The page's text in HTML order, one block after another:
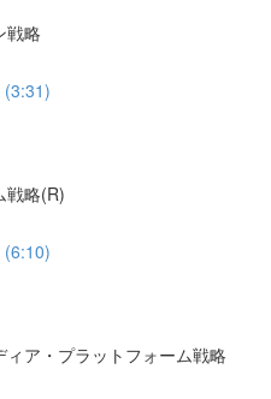
戦略
(3:31)
略(R)
(6:10)
ア・プラットフォーム戦略